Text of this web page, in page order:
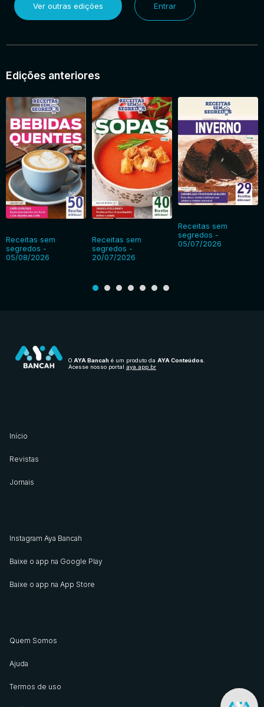
Ver outras edições Entrar
Edições anteriores
Receitas sem
segredos -
05/08/2026
Receitas sem
segredos -
20/07/2026
Receitas sem
segredos -
05/07/2026
O AYA Bancah é um produto da AYA Conteúdos
Acesse nosso portal aya.app.br
Início
Revistas
Jornais
Instagram Aya Bancah
Baixe o app na Google Play
Baixe o app na App Store
Quem Somos
Ajuda
Termos de uso